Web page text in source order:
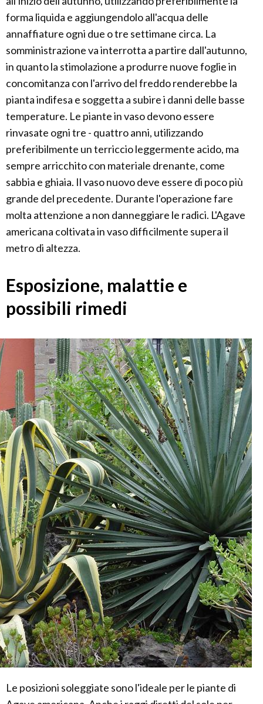
forma liquida e aggiungendolo all'acqua delle
annaffiature ogni due o tre settimane circa. La
somministrazione va interrotta a partire dall'autunno,
in quanto la stimolazione a produrre nuove foglie in
concomitanza con l'arrivo del freddo renderebbe la
pianta indifesa e soggetta a subire i danni delle basse
temperature. Le piante in vaso devono essere
rinvasate ogni tre - quattro anni, utilizzando
preferibilmente un terriccio leggermente acido, ma
sempre arricchito con materiale drenante, come
sabbia e ghiaia. Il vaso nuovo deve essere di poco più
grande del precedente. Durante l'operazione fare
molta attenzione a non danneggiare le radici. L'Agave
americana coltivata in vaso difficilmente supera il
metro di altezza.
Esposizione, malattie e
possibili rimedi
Le posizioni soleggiate sono l'ideale per le piante di